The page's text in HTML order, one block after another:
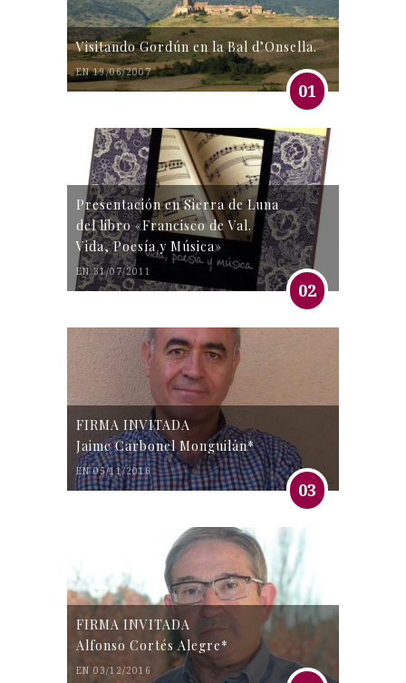
Visitando Gordún en la Bal d’Onsella.
EN 19/06/2007
01
Presentación en Sierra de Luna
del libro «Francisco de Val.
Vida, Poesía y Música»
EN 31/07/2011
02
FIRMA INVITADA
Jaime Carbonel Monguilán*
EN 05/11/2016
03
FIRMA INVITADA
Alfonso Cortés Alegre*
EN 03/12/2016